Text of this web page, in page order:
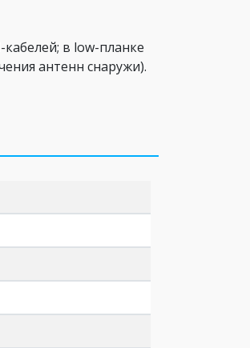
в low-планке
антенн снаружи).